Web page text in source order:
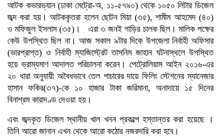
আটক কভারভ্যান (ঢাকা মেট্রো-অ, ১১-৫৭৯০) থেকে ১০৫০ লিটার ডিজেল
জব্দ করা হয়। আটককৃতরা হলেন ছোটন মিয়া (৩৫), শামীম আহমেদ (৪০)
ও মফিজুল ইসলাম (৩৫)। এরা ৩ জনই গাড়ির চালক ছিল। মালিক পক্ষের
কেউ উপস্থিত ছিল না। আজ সকাল ৯টার দিকে উপজেলা নির্বাহী অফিসার
(ভারপ্রাপ্ত) ও নির্বাহী ম্যাজিস্ট্রেট তাসনিম জাহান ঘটনাস্থলে উপস্থিত
হয়ে ভ্রাম্যমাণ আদালত পরিচালনা করেন। পেট্রোলিয়াম আইন ২০১৬-এর
২০ ধারা অনুযায়ী অবৈধভাবে তেল পাচারের দায়ে ফিলিং স্টেশনের ম্যানেজার
হাসান ফকির(৩৭)-কে ১০ হাজার টাকা জরিমানা, অনাদায়ে ১৫ দিনের
বিনাশ্রম কারাদণ্ড দেওয়া হয়।
এবং জব্দকৃত ডিজেল স্থানীয় খাল খনন প্রকল্পে হস্তান্তর করা হয়েছে ।
তিনি আরো জানান এখন থেকে আরো কঠোর নজরদারি করা হবে।